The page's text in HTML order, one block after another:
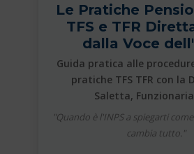
Le Pratiche
TFS e TFR
dalla Voce
Guida pratica alle
pratiche TFS TFR con la
Saletta, Funzionaria
"Quando è l'INPS a spiegarti
cambia tutto."